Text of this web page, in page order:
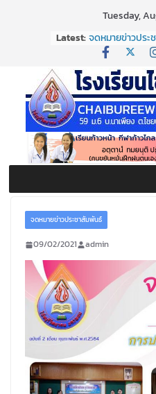
Tuesday,
Latest: จดหมายข่าวปร
ประจำเดือนมิถุน
กิจกรรมวันสุนท
จดหมายข่าวปร
ประจำเดือนมิถุน
จดหมายข่าวปร
ประจำเดือนมิถุน
จดหมายข่าวประชาสัมพันธ์
09/02/2021 admin